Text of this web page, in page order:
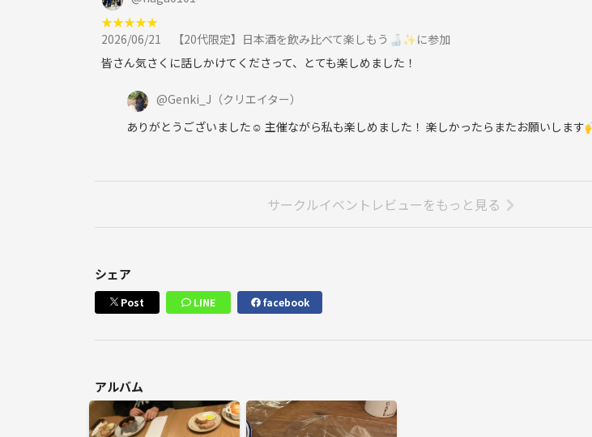
★★★★★
2026/06/21
【20代限定】日本酒を飲み比べて楽しもう🍶✨に参加
皆さん気さくに話しかけてくださって、とても楽しめました！
@Genki_J （クリエイター）
ありがとうございました☺️ 主催ながら私も楽しめました！ 楽しかったらまたお願いします
サークルイベントレビューをもっと見る
シェア
Post LINE facebook
アルバム